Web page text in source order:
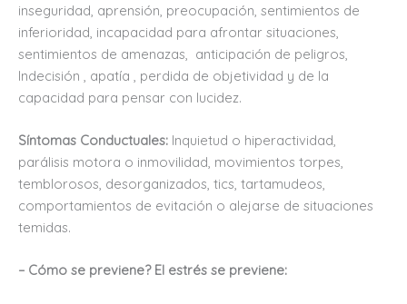
inseguridad, aprensión, preocupación, sentimientos de
inferioridad, incapacidad para afrontar situaciones,
sentimientos de amenazas, anticipación de peligros,
Indecisión , apatía , perdida de objetividad y de la
capacidad para pensar con lucidez.
Síntomas Conductuales: Inquietud o hiperactividad,
parálisis motora o inmovilidad, movimientos torpes,
temblorosos, desorganizados, tics, tartamudeos,
comportamientos de evitación o alejarse de situaciones
temidas.
– Cómo se previene? El estrés se previene: